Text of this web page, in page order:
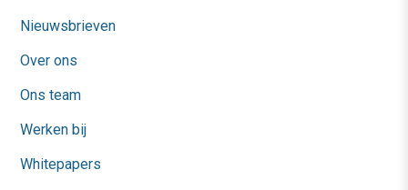
Nieuwsbrieven
Over ons
Ons team
Werken bij
Whitepapers